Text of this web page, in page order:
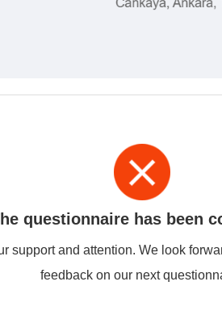
questionnaire has been
support and attention. We look
feedback on our next